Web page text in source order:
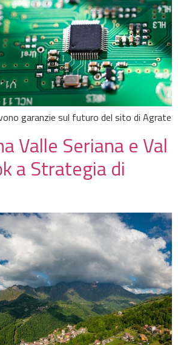
garanzie sul futuro del sito di Agrate
Valle Seriana e Val
a Strategia di